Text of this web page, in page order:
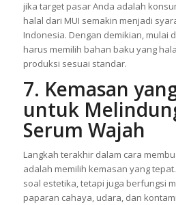
jika target pasar Anda adalah
halal dari MUI semakin menjadi
Indonesia. Dengan demikian, mulai
harus memilih bahan baku yang
produksi sesuai standar.
7. Kemasan
untuk
Serum Wajah
Langkah terakhir dalam cara
adalah memilih kemasan yang
soal estetika, tetapi juga berfungsi
paparan cahaya, udara, dan